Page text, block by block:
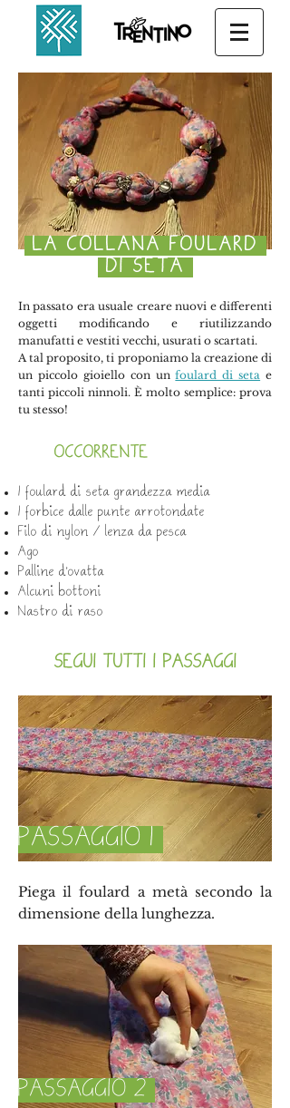
LA COLLANA FOULARD
DI SETA
In passato era usuale creare nuovi e differenti
oggetti modificando e riutilizzando
manufatti e vestiti vecchi, usurati o scartati.
A tal proposito, ti proponiamo la creazione di
un piccolo gioiello con unfoulard di seta e
tanti piccoli ninnoli. È molto semplice: prova
tu stesso!
OCCORRENTE
1 foulard di seta grandezza media
1 forbice dalle punte arrotondate
Filo di nylon / lenza da pesca
Ago
Palline d’ovatta
Alcuni bottoni
Nastro di raso
SEGUI TUTTI I PASSAGGI
PASSAGGIO 1
Piega il foulard a metà secondo la
dimensione della lunghezza.
PASSAGGIO 2